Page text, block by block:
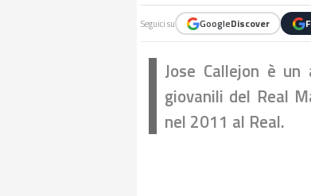
Seguici su GoogleDiscover
Jose Callejon è un
giovanili del Real
nel 2011 al Real.